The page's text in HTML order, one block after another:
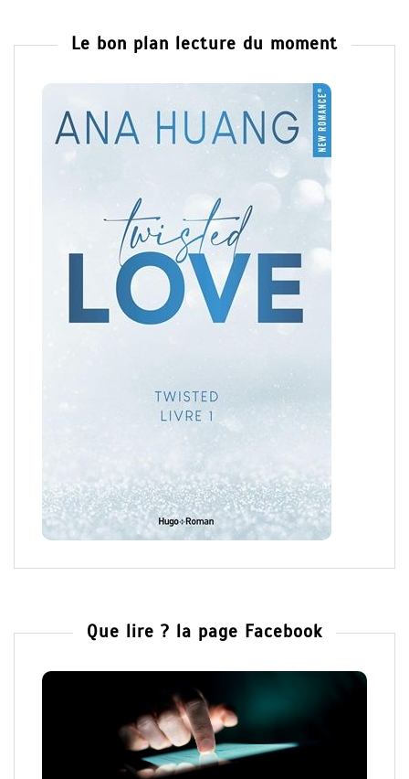
Le bon plan lecture du moment
Que lire ? la page Facebook